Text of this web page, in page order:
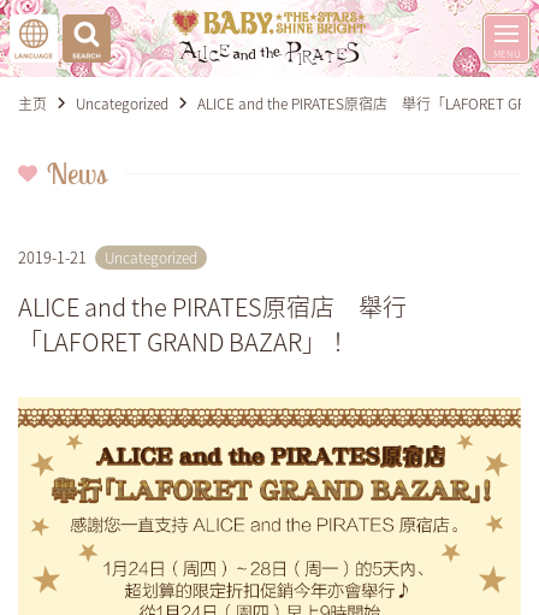
主页 Uncategorized ALICE and the PIRATES原宿店 舉行「LAFORET
News
2019-1-21 Uncategorized
ALICE and the PIRATES原宿店 舉行
「LAFORET GRAND BAZAR」！